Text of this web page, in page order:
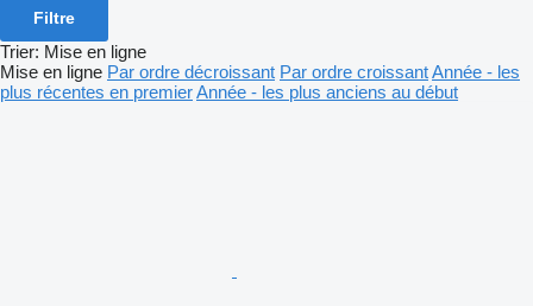
Filtre
Trier: Mise en ligne
Mise en ligne Par ordre décroissant Par ordre croissantAnnée - les
plus récentes en premierAnnée - les plus anciens au début